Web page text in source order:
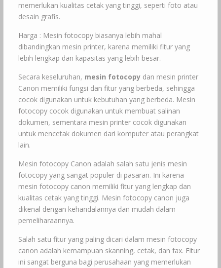
memerlukan kualitas cetak yang tinggi, seperti foto atau
desain grafis.
Harga : Mesin fotocopy biasanya lebih mahal
dibandingkan mesin printer, karena memiliki fitur yang
lebih lengkap dan kapasitas yang lebih besar.
Secara keseluruhan, mesin fotocopydan mesin printer
Canon memiliki fungsi dan fitur yang berbeda, sehingga
cocok digunakan untuk kebutuhan yang berbeda. Mesin
fotocopy cocok digunakan untuk membuat salinan
dokumen, sementara mesin printer cocok digunakan
untuk mencetak dokumen dari komputer atau perangkat
lain.
Mesin fotocopy Canon adalah salah satu jenis mesin
fotocopy yang sangat populer di pasaran. Ini karena
mesin fotocopy canon memiliki fitur yang lengkap dan
kualitas cetak yang tinggi. Mesin fotocopy canon juga
dikenal dengan kehandalannya dan mudah dalam
pemeliharaannya.
Salah satu fitur yang paling dicari dalam mesin fotocopy
canon adalah kemampuan skanning, cetak, dan fax. Fitur
ini sangat berguna bagi perusahaan yang memerlukan